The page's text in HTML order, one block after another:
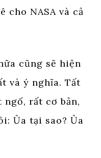
cho NASA và cả
cũng sẽ hiện
và ý nghĩa. Tất
rất cơ bản,
Ủa tại sao? Ủa